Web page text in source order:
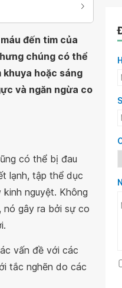
đến tim của
chúng có thể
khuya hoặc sáng
và ngăn ngừa co
có thể bị đau
lạnh, tập thể dục
nguyệt. Không
nó gây ra bởi sự co
vấn đề với các
tắc nghẽn do các